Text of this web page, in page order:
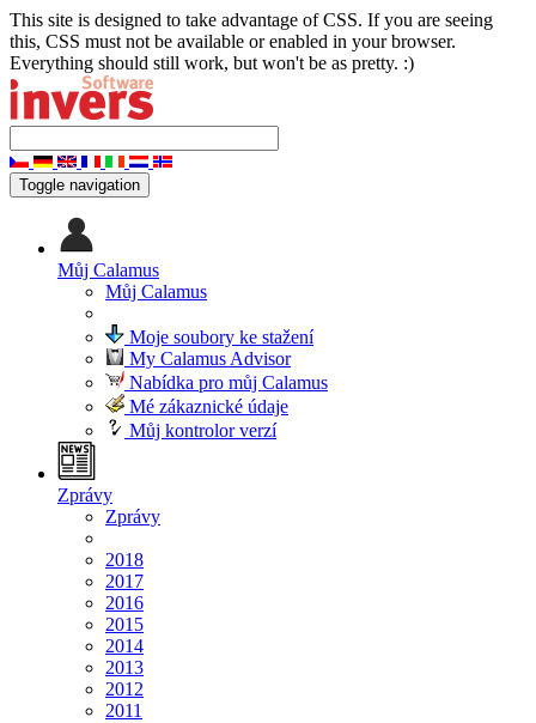
This site is designed to take advantage of CSS. If you are seeing
this, CSS must not be available or enabled in your browser.
Everything should still work, but won't be as pretty. :)
Toggle navigation
Můj Calamus
Můj Calamus
Moje soubory ke stažení
My Calamus Advisor
Nabídka pro můj Calamus
Mé zákaznické údaje
Můj kontrolor verzí
Zprávy
Zprávy
2018
2017
2016
2015
2014
2013
2012
2011